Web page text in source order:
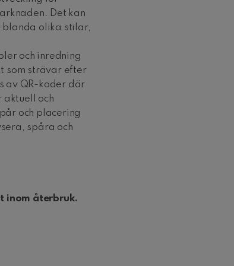
Det kan
blanda olika stilar,
och inredning
som strävar efter
av QR-koder där
aktuell och
och placering
spåra och
inom återbruk.